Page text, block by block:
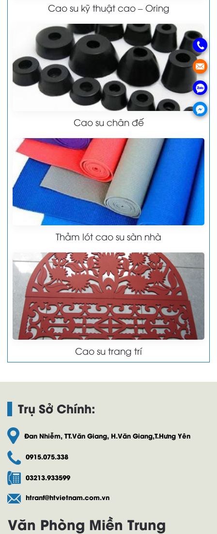
Cao su kỹ thuật cao – Oring
Cao su chân đế
Thảm lót cao su sàn nhà
Cao su trang trí
Trụ Sở Chính:
Đan Nhiễm, TT.Văn Giang, H.Văn Giang,T.Hưng Yên
0915.075.338
03213.933599
htranf@htvietnam.com.vn
Văn Phòng Miền Trung